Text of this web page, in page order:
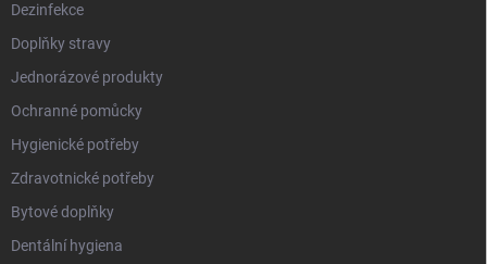
Dezinfekce
Doplňky stravy
Jednorázové produkty
Ochranné pomůcky
Hygienické potřeby
Zdravotnické potřeby
Bytové doplňky
Dentální hygiena